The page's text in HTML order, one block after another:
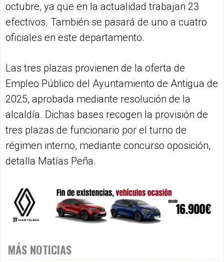
octubre, ya que en la actualidad trabajan 23
efectivos. También se pasará de uno a cuatro
oficiales en este departamento.
Las tres plazas provienen de la oferta de
Empleo Público del Ayuntamiento de Antigua de
2025, aprobada mediante resolución de la
alcaldía. Dichas bases recogen la provisión de
tres plazas de funcionario por el turno de
régimen interno, mediante concurso oposición,
detalla Matías Peña.
MÁS NOTICIAS